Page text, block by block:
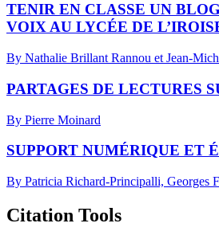
TENIR EN CLASSE UN
VOIX AU LYCÉE DE
By Nathalie Brillant Rannou et Jean-
PARTAGES DE LECTURES
By Pierre Moinard
SUPPORT NUMÉRIQUE ET
By Patricia Richard-Principalli, Georges
Citation Tools